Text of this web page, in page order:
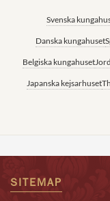
Svenska
Danska kungahuset
Belgiska kungahuset
Japanska kejsarhuset
SITEMAP